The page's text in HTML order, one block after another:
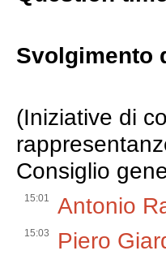
Svolgimento
(Iniziative di
Consiglio
15:01 Antonio
15:03 Piero